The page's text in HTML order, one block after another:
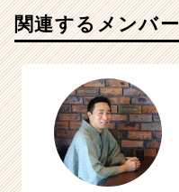
関連するメンバー